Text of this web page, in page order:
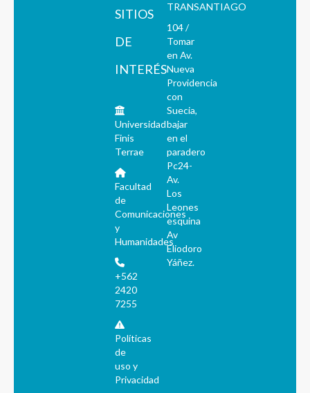
SITIOS
DE
INTERÉS
Universidad
Finis
Terrae
Facultad
de
Comunicaciones
y
Humanidades
+562
2420
7255
Políticas
de
uso y
Privacidad
TRANSANTIAGO
104 /
Tomar
en Av.
Nueva
Providencia
con
Suecia,
bajar
en el
paradero
Pc24-
Av.
Los
Leones
esquina
Av
Eliodoro
Yáñez.